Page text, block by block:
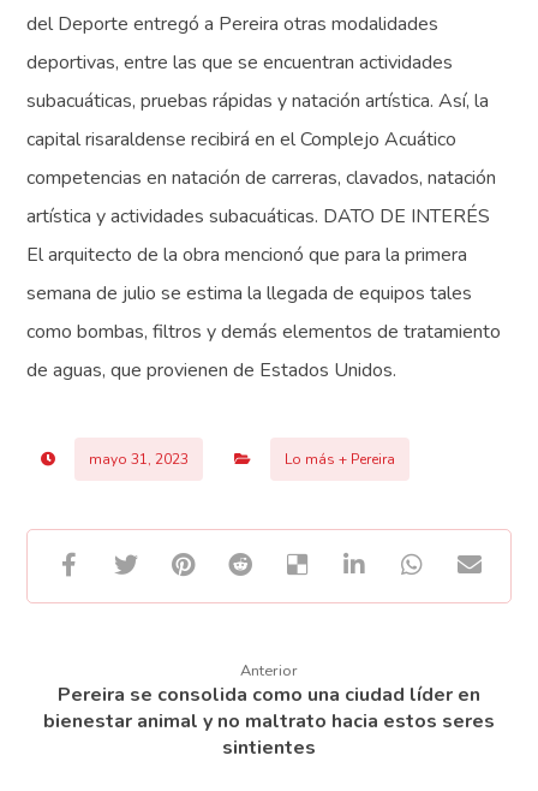
del Deporte entregó a Pereira otras modalidades
deportivas, entre las que se encuentran actividades
subacuáticas, pruebas rápidas y natación artística. Así, la
capital risaraldense recibirá en el Complejo Acuático
competencias en natación de carreras, clavados, natación
artística y actividades subacuáticas. DATO DE INTERÉS
El arquitecto de la obra mencionó que para la primera
semana de julio se estima la llegada de equipos tales
como bombas, filtros y demás elementos de tratamiento
de aguas, que provienen de Estados Unidos.
mayo 31, 2023 Lo más + Pereira
Anterior
Pereira se consolida como una ciudad líder en
bienestar animal y no maltrato hacia estos seres
sintientes